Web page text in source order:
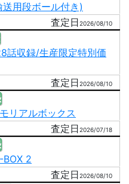
用段ボール付き)
2026/08/10
話収録/生産限定特別価
2026/08/10
リアルボックス
2026/07/18
BOX 2
2026/08/10